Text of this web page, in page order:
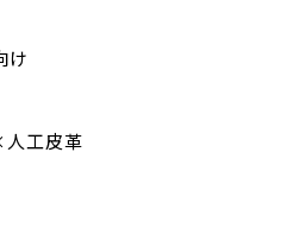
け
人工皮革